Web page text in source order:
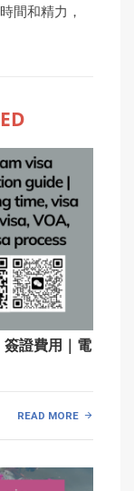
間和精力，
證費用｜電
READ MORE